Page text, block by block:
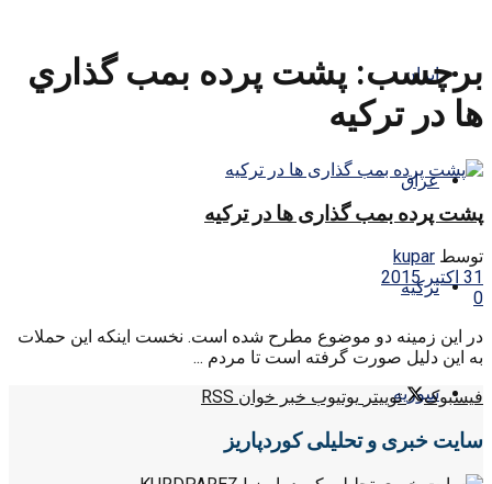
ایران
عراق
ترکیه
سوریه
برچسب: پشت پرده بمب گذاري
ها در ترکيه
پشت پرده بمب گذاری ها در ترکیه
توسط kupar
31 اکتبر 2015
0
در این زمینه دو موضوع مطرح شده است. نخست اینکه این حملات
به این دلیل صورت گرفته است تا مردم ...
فیسبوک
توییتر یوتیوب خبر خوان RSS
سایت خبری و تحلیلی کوردپاریز